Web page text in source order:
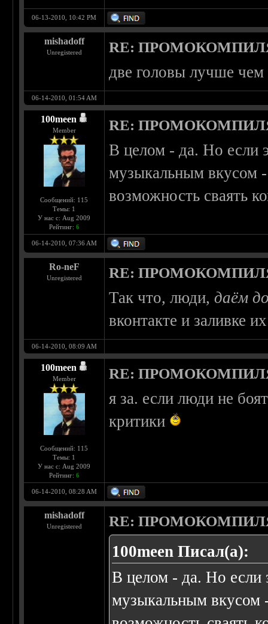
06-13-2010, 10:42 PM
mishadoff
Unregistered RE:
две головы лучше чем
06-14-2010, 01:54 AM
100meen
Member
Сообщений: 115
Темы: 1
У нас с: Aug 2009
Рейтинг: 6
RE:
В целом - да. Но если
музыкальным вкусом
возможность сваять
06-14-2010, 07:36 AM
Ro-neF
Unregistered RE:
Так что, люди,даём
вконтакте и заливке
06-14-2010, 08:09 AM
100meen
Member
Сообщений: 115
Темы: 1
У нас с: Aug 2009
Рейтинг: 6
RE:
я за. если люди не
критики
06-14-2010, 08:28 AM
mishadoff
Unregistered RE:
100meen Писал(а):
В целом - да. Но если
музыкальным вкусом